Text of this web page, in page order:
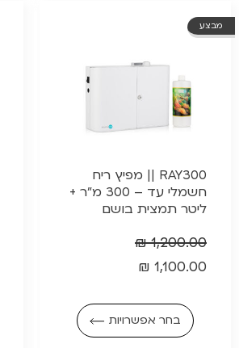
מבצע
RAY300 || מפיץ ריח
חשמלי עד – 300 מ"ר +
ליטר תמצית בושם
1,200.00
₪
1,100.00
₪
בחר אפשרויות